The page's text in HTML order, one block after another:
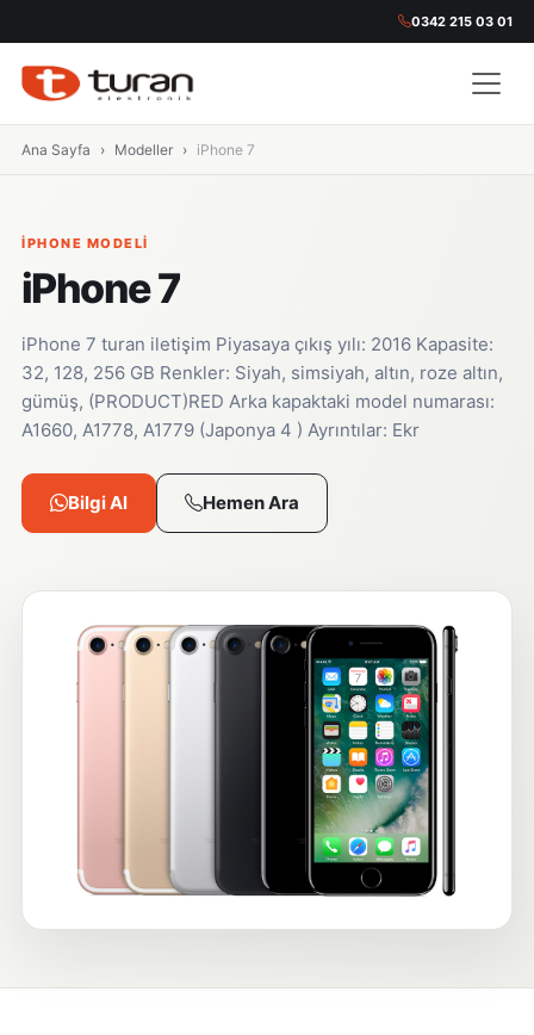
0342 215 03 01
Ana Sayfa Modeller iPhone 7
IPHONE MODELI
iPhone 7
iPhone 7 turan iletişim Piyasaya çıkış yılı: 2016 Kapasite:
32, 128, 256 GB Renkler: Siyah, simsiyah, altın, roze altın,
gümüş, (PRODUCT)RED Arka kapaktaki model numarası:
A1660, A1778, A1779 (Japonya 4 ) Ayrıntılar: Ekr
Bilgi Al Hemen Ara